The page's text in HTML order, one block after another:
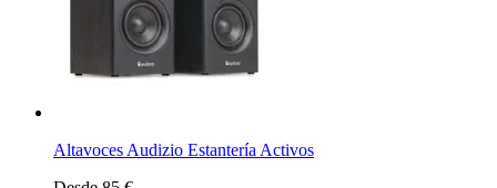
Altavoces Audizio Estantería Activos